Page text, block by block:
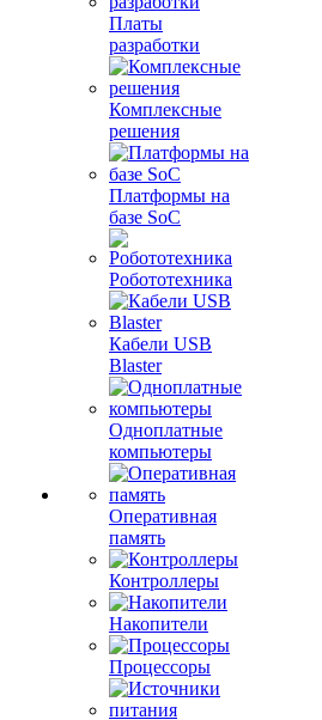
Платы
разработки
Комплексные
решения
Платформы на
базе SoC
Робототехника
Кабели USB
Blaster
Одноплатные
компьютеры
Оперативная
память
Контроллеры
Накопители
Процессоры